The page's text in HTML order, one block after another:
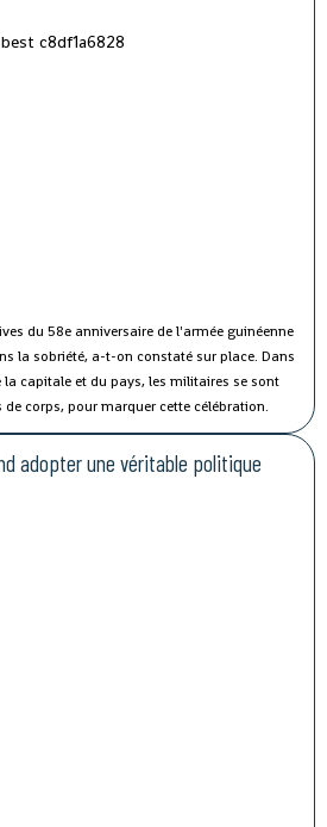
du 58e anniversaire de l'armée guinéenne
la sobriété, a-t-on constaté sur place. Dans
capitale et du pays, les militaires se sont
corps, pour marquer cette célébration.
adopter une véritable politique